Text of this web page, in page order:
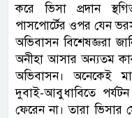
করে ভিসা প্রদান
পাসপোর্টের ওপর যেন
অভিবাসন বিশেষজ্ঞরা
অনীহা আসার অন্যতম
অভিবাসন। অনেকেই
দুবাই-আবুধাবিতে
ফেরেন না। তারা